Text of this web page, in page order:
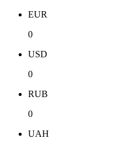
EUR
0
USD
0
RUB
0
UAH